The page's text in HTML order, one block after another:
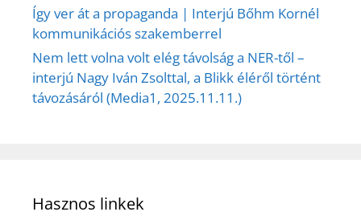
Így ver át a propaganda | Interjú Bőhm Kornél
kommunikációs szakemberrel
Nem lett volna volt elég távolság a NER-től –
interjú Nagy Iván Zsolttal, a Blikk éléről történt
távozásáról (Media1, 2025.11.11.)
Hasznos linkek